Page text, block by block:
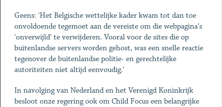
Geens: 'Het Belgische wettelijke kader kwam tot dan toe
onvoldoende tegemoet aan de vereiste om die webpagina's
'onverwijld' te verwijderen. Vooral voor de sites die op
buitenlandse servers worden gehost, was een snelle reactie
tegenover de buitenlandse politie- en gerechtelijke
autoriteiten niet altijd eenvoudig.'
In navolging van Nederland en het Verenigd Koninkrijk
besloot onze regering ook om Child Focus een belangrijke